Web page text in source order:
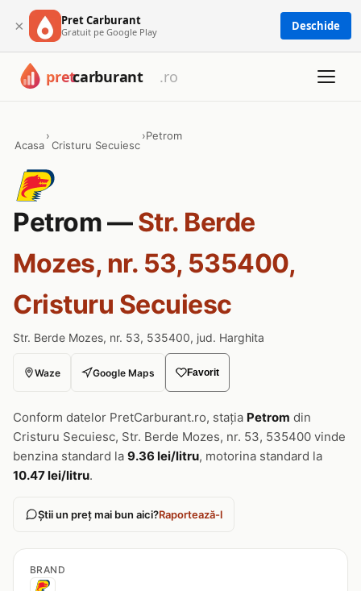
× Pret Carburant
Gratuit pe Google Play Deschide
Acasa
›
Cristuru Secuiesc
›Petrom
Petrom —Str. Berde
Mozes, nr. 53, 535400,
Cristuru Secuiesc
Str. Berde Mozes, nr. 53, 535400, jud. Harghita
Waze Google Maps Favorit
Conform datelor PretCarburant.ro, stația Petrom din
Cristuru Secuiesc, Str. Berde Mozes, nr. 53, 535400 vinde
benzina standard la 9.36 lei/litru, motorina standard la
10.47 lei/litru.
Știi un preț mai bun aici?Raportează-l
BRAND